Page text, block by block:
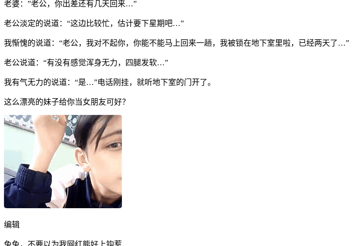
老婆：”老公，你出差还有几天回来…”
老公淡定的说道：“这边比较忙，估计要下星期吧…”
我惭愧的说道：“老公，我对不起你，你能不能马上回来一趟，我被锁在地下室里啦，已经两天了…”
老公说道：“有没有感觉浑身无力，四腿发软…”
我有气无力的说道：“是…”电话刚挂，就听地下室的门开了。
这么漂亮的妹子给你当女朋友可好？
编辑
兔兔，不要以为我网红熊好上钩惹